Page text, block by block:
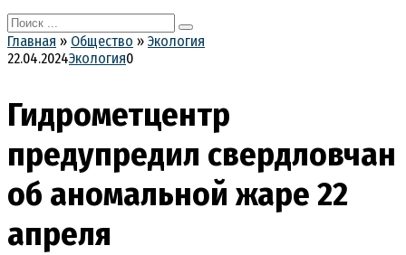
Search
for:
Главная » Общество » Экология
22.04.2024Экология0
Гидрометцентр
предупредил свердловчан
об аномальной жаре 22
апреля